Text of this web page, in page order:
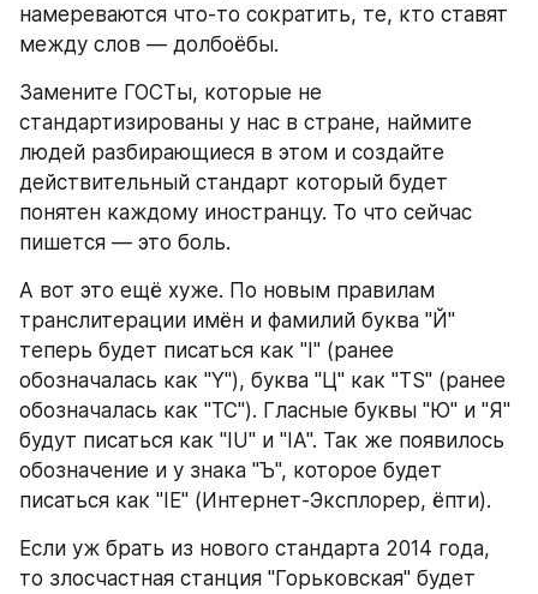
намереваются что-то сократить, те, кто ставят
между слов — долбоёбы.
Замените ГОСТы, которые не
стандартизированы у нас в стране, наймите
людей разбирающиеся в этом и создайте
действительный стандарт который будет
понятен каждому иностранцу. То что сейчас
пишется — это боль.
А вот это ещё хуже. По новым правилам
транслитерации имён и фамилий буква "Й"
теперь будет писаться как "I" (ранее
обозначалась как "Y"), буква "Ц" как "TS" (ранее
обозначалась как "TC"). Гласные буквы "Ю" и "Я"
будут писаться как "IU" и "IA". Так же появилось
обозначение и у знака "Ъ", которое будет
писаться как "IE" (Интернет-Эксплорер, ёпти).
Если уж брать из нового стандарта 2014 года,
то злосчастная станция "Горьковская" будет